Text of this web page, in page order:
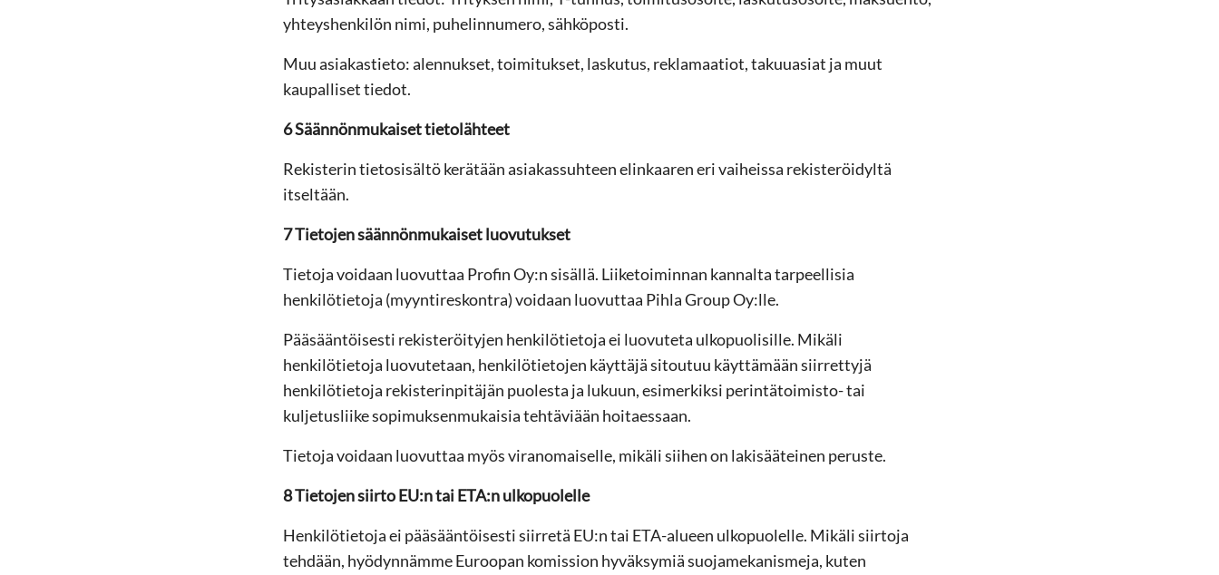
yhteyshenkilön nimi, puhelinnumero, sähköposti.
Muu asiakastieto: alennukset, toimitukset, laskutus, reklamaatiot, takuuasiat ja muut
kaupalliset tiedot.
6 Säännönmukaiset tietolähteet
Rekisterin tietosisältö kerätään asiakassuhteen elinkaaren eri vaiheissa rekisteröidyltä
itseltään.
7 Tietojen säännönmukaiset luovutukset
Tietoja voidaan luovuttaa Profin Oy:n sisällä. Liiketoiminnan kannalta tarpeellisia
henkilötietoja (myyntireskontra) voidaan luovuttaa Pihla Group Oy:lle.
Pääsääntöisesti rekisteröityjen henkilötietoja ei luovuteta ulkopuolisille. Mikäli
henkilötietoja luovutetaan, henkilötietojen käyttäjä sitoutuu käyttämään siirrettyjä
henkilötietoja rekisterinpitäjän puolesta ja lukuun, esimerkiksi perintätoimisto- tai
kuljetusliike sopimuksenmukaisia tehtäviään hoitaessaan.
Tietoja voidaan luovuttaa myös viranomaiselle, mikäli siihen on lakisääteinen peruste.
8 Tietojen siirto EU:n tai ETA:n ulkopuolelle
Henkilötietoja ei pääsääntöisesti siirretä EU:n tai ETA-alueen ulkopuolelle. Mikäli siirtoja
tehdään, hyödynnämme Euroopan komission hyväksymiä suojamekanismeja, kuten